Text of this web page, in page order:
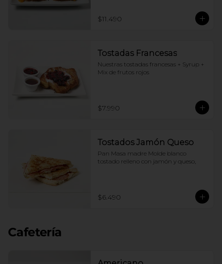
$11.490
Tostadas Francesas
Nuestras tostadas francesas + Syrup +
Mix de frutos rojos
$7.990
Tostados Jamón Queso
Pan Masa madre Molde blanco
tostado relleno con jamón y queso,
$6.490
Cafetería